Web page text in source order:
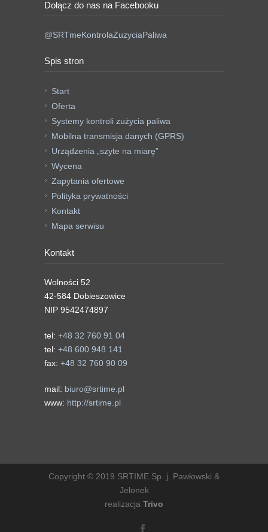
Dołącz do nas na Facebooku
@SRTmeKontrolaZuzyciaPaliwa
Spis stron
Start
Oferta
Systemy kontroli zużycia paliwa
Mobilna transmisja danych (GPRS)
Urządzenia „szyte na miarę”
Wycena
Zapytania ofertowe
Polityka prywatności
Kontakt
Mapa serwisu
Kontakt
Wolności 52
42-584 Dobieszowice
NIP 9542474897
tel: +48 32 760 91 04
tel: +48 600 948 141
fax: +48 32 760 90 09
mail: biuro@srtime.pl
www: http://srtime.pl
Copyright © 2019 SRTIME Sp. j. Pawłowski &
Jelonek
realizacja Trivo